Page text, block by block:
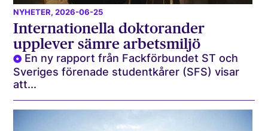
NYHETER, 2026-06-25
Internationella doktorander
upplever sämre arbetsmiljö
En ny rapport från Fackförbundet ST och
Sveriges förenade studentkårer (SFS) visar
att...